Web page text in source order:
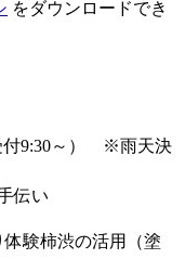
をダウンロードでき
付9:30～） ※雨天決
伝い
体験柿渋の活用（塗